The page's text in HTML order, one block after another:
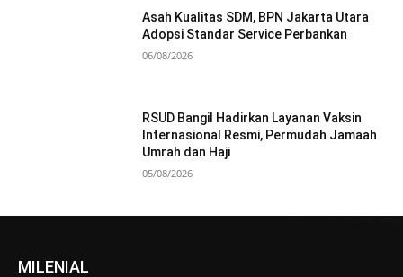
Asah Kualitas SDM, BPN Jakarta Utara
Adopsi Standar Service Perbankan
06/08/2026
RSUD Bangil Hadirkan Layanan Vaksin
Internasional Resmi, Permudah Jamaah
Umrah dan Haji
05/08/2026
MILENIAL